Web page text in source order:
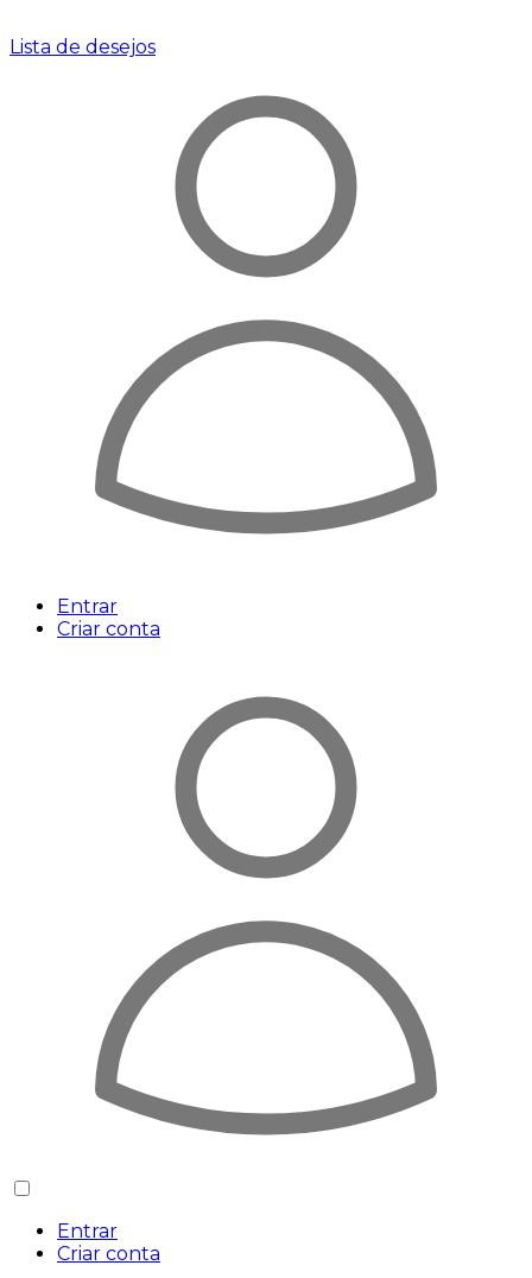
Lista de desejos
Entrar
Criar conta
Entrar
Criar conta